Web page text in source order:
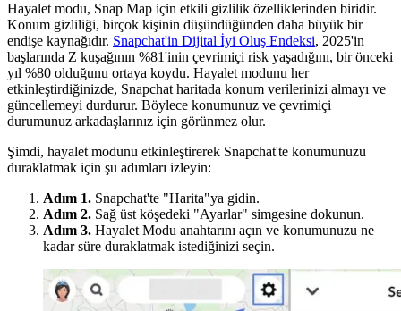
Hayalet modu, Snap Map için etkili gizlilik özelliklerinden biridir.
Konum gizliliği, birçok kişinin düşündüğünden daha büyük bir
endişe kaynağıdır. Snapchat'in Dijital İyi Oluş Endeksi, 2025'in
başlarında Z kuşağının %81'inin çevrimiçi risk yaşadığını, bir önceki
yıl %80 olduğunu ortaya koydu. Hayalet modunu her
etkinleştirdiğinizde, Snapchat haritada konum verilerinizi almayı ve
güncellemeyi durdurur. Böylece konumunuz ve çevrimiçi
durumunuz arkadaşlarınız için görünmez olur.
Şimdi, hayalet modunu etkinleştirerek Snapchat'te konumunuzu
duraklatmak için şu adımları izleyin:
Adım 1. Snapchat'te "Harita"ya gidin.
Adım 2. Sağ üst köşedeki "Ayarlar" simgesine dokunun.
Adım 3. Hayalet Modu anahtarını açın ve konumunuzu ne
kadar süre duraklatmak istediğinizi seçin.